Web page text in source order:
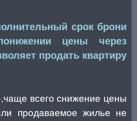
срок брони
цены через
продать квартиру
всего снижение цены
продаваемое жилье не